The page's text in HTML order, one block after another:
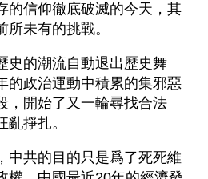
的信仰徹底破滅的今天，其
未有的挑戰。
史的潮流自動退出歷史舞
的政治運動中積累的集邪惡
，開始了又一輪尋找合法
掙扎。
中共的目的只是爲了死死維